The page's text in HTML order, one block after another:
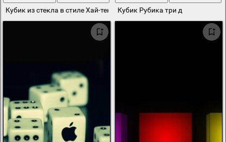
Кубик из стекла в стиле Хай-тек Кубик Рубика три д